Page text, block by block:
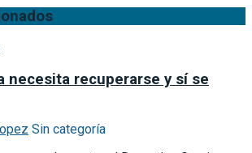
necesita recuperarse y sí se
cero goles entre el Deportivo Saprissa y